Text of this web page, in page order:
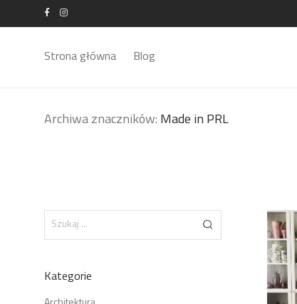
Strona główna Blog
Archiwa znaczników: Made in PRL
Kategorie